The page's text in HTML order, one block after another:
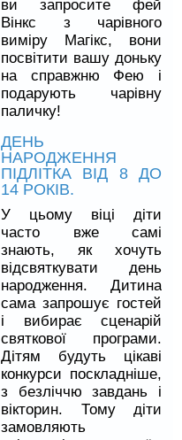
ви запросите фей
Вінкс з чарівного
виміру Магікс, вони
посвітити вашу доньку
на справжню Фею і
подарують чарівну
паличку!
ДЕНЬ
НАРОДЖЕННЯ
ПІДЛІТКА ВІД 8 ДО
14 РОКІВ.
У цьому віці діти
часто вже самі
знають, як хочуть
відсвяткувати день
народження. Дитина
сама запрошує гостей
і вибирає сценарій
святкової програми.
Дітям будуть цікаві
конкурси поскладніше,
з безліччю завдань і
вікторин. Тому діти
замовляють